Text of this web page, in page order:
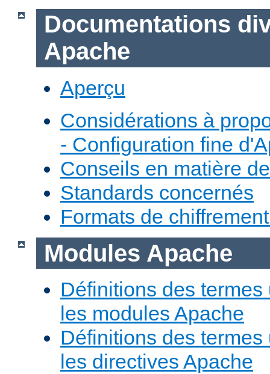
Documentations
Apache
Aperçu
Considérations à
- Configuration fine
Conseils en matière
Standards concernés
Formats de
Modules Apache
Définitions des
les modules Apache
Définitions des
les directives Apache